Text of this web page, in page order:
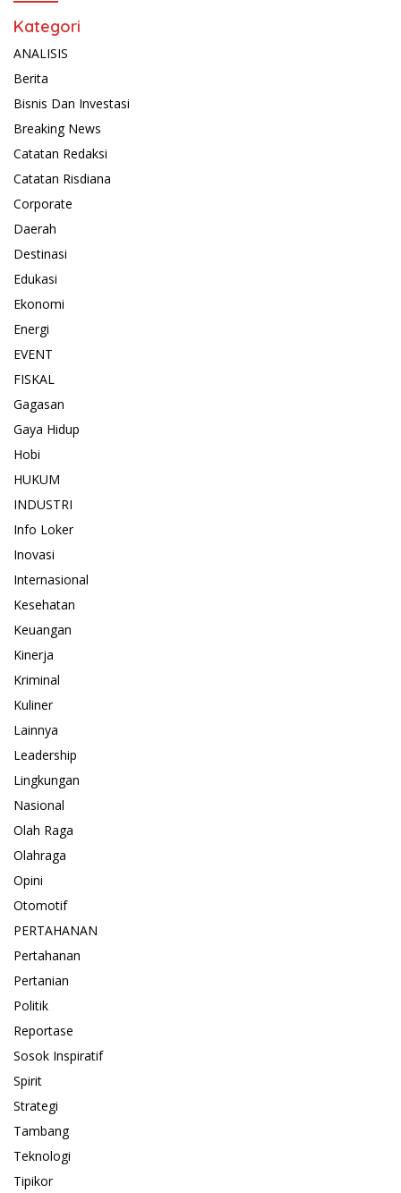
Kategori
ANALISIS
Berita
Bisnis Dan Investasi
Breaking News
Catatan Redaksi
Catatan Risdiana
Corporate
Daerah
Destinasi
Edukasi
Ekonomi
Energi
EVENT
FISKAL
Gagasan
Gaya Hidup
Hobi
HUKUM
INDUSTRI
Info Loker
Inovasi
Internasional
Kesehatan
Keuangan
Kinerja
Kriminal
Kuliner
Lainnya
Leadership
Lingkungan
Nasional
Olah Raga
Olahraga
Opini
Otomotif
PERTAHANAN
Pertahanan
Pertanian
Politik
Reportase
Sosok Inspiratif
Spirit
Strategi
Tambang
Teknologi
Tipikor